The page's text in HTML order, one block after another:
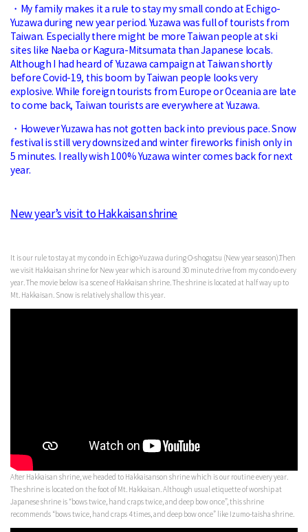
・My family makes it a rule to stay my small condo at Echigo-
Yuzawa during new year period. Yuzawa was full of tourists from
Taiwan. Especially there might be more Taiwan people at ski
sites like Naeba or Kagura-Mitsumata than Japanese locals.
Although I had heard of Yuzawa campaign at Taiwan shortly
before Covid-19, this boom by Taiwan people looks very
explosive. While foreign tourists from Europe or Oceania are late
to come back, Taiwan tourists are everywhere at Yuzawa.
・However Yuzawa has not gotten back into previous pace. Snow
festival is still very downsized and winter fireworks finish only in
5 minutes. I really wish 100% Yuzawa winter comes back for next
year.
New year’s visit to Hakkaisan shrine
It is our rule to stay at my condo in Echigo-Yuzawa during O-shogatsu (New year season).Then
we visit Hakkaisan shrine for New year which is around 30 minute drive from my condo every
year. The movie below is a scene of Hakkaisan shrine. The shrine is located at half way up to
Mt. Hakkaisan. Snow is relatively shallow this year.
After Hakkaisan shrine, we headed to Hakkaisanson shrine which is our routine every year.
The shrine is located on the foot of Mt. Hakkaisan. Although usual etiquette of worship at
Japanese shrine is “bows twice, hand craps twice, and deep bow once”, this shrine
recommends “bows twice, hand craps 4 times, and deep bow once” like Izumo-taisha shrine.